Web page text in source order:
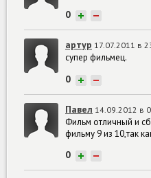
0 + −
артур 17.07.2011 в
cупер фильмец.
0 + −
Павел 14.09.2012 в
Фильм отличный и
фильму 9 из 10,так
0 + −